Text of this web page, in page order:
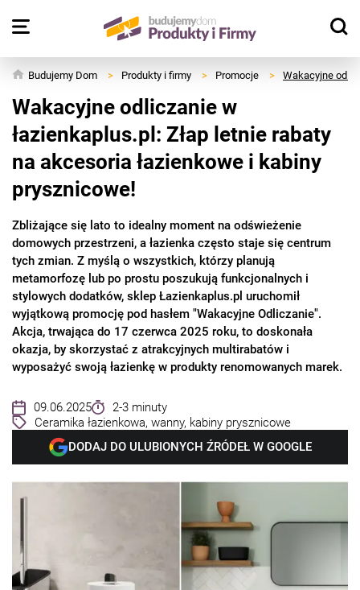
Budujemy Dom > Produkty i firmy > Promocje > Wakacyjne
Wakacyjne odliczanie w
łazienkaplus.pl: Złap letnie rabaty
na akcesoria łazienkowe i kabiny
prysznicowe!
Zbliżające się lato to idealny moment na odświeżenie
domowych przestrzeni, a łazienka często staje się centrum
tych zmian. Z myślą o wszystkich, którzy planują
metamorfozę lub po prostu poszukują funkcjonalnych i
stylowych dodatków, sklep Łazienkaplus.pl uruchomił
wyjątkową promocję pod hasłem "Wakacyjne Odliczanie".
Akcja, trwająca do 17 czerwca 2025 roku, to doskonała
okazja, by skorzystać z atrakcyjnych multirabatów i
wyposażyć swoją łazienkę w produkty renomowanych marek.
09.06.2025
2-3 minuty
Ceramika łazienkowa, wanny, kabiny prysznicowe
DODAJ DO ULUBIONYCH ŹRÓDEŁ W GOOGLE